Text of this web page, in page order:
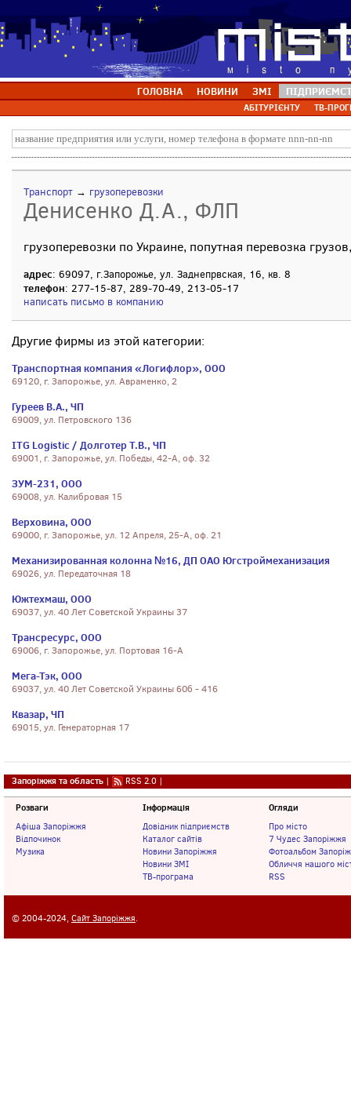
ГОЛОВНА НОВИНИ ЗМІ
АБІТУРІЄНТУ ТВ-
Транспорт → грузоперевозки
Денисенко Д.А., ФЛП
грузоперевозки по Украине, попутная перевозка
адрес: 69097, г.Запорожье, ул. Заднепрвская, 16, кв. 8
телефон: 277-15-87, 289-70-49, 213-05-17
написать письмо в компанию
Другие фирмы из этой категории:
Транспортная компания «Логифлор», ООО
69120, г. Запорожье, ул. Авраменко, 2
Гуреев В.А., ЧП
69009, ул. Петровского 136
ITG Logistic / Долготер Т.В., ЧП
69001, г. Запорожье, ул. Победы, 42-А, оф. 32
ЗУМ-231, ООО
69008, ул. Калибровая 15
Верховина, ООО
69000, г. Запорожье, ул. 12 Апреля, 25-А, оф. 21
Механизированная колонна №16, ДП ОАО Югстроймеханизация
69026, ул. Передаточная 18
Южтехмаш, ООО
69037, ул. 40 Лет Советской Украины 37
Трансресурс, ООО
69006, г. Запорожье, ул. Портовая 16-А
Мега-Тэк, ООО
69037, ул. 40 Лет Советской Украины 60б - 416
Квазар, ЧП
69015, ул. Генераторная 17
Запоріжжя та область | RSS 2.0 |
Розваги
Афіша Запоріжжя
Відпочинок
Музика
Інформація
Довідник підприємств
Каталог сайтів
Новини Запоріжжя
Новини ЗМІ
ТВ-програма
Огляди
Про місто
7 Чудес Запоріжжя
Фотоальбом
Обличчя нашого
RSS
© 2004-2024, Сайт Запоріжжя.